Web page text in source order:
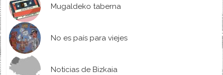
Mugaldeko taberna
No es país para viejes
Noticias de Bizkaia